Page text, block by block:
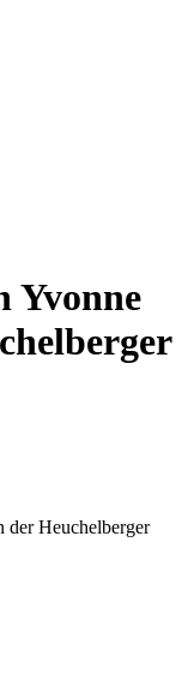
Yvonne